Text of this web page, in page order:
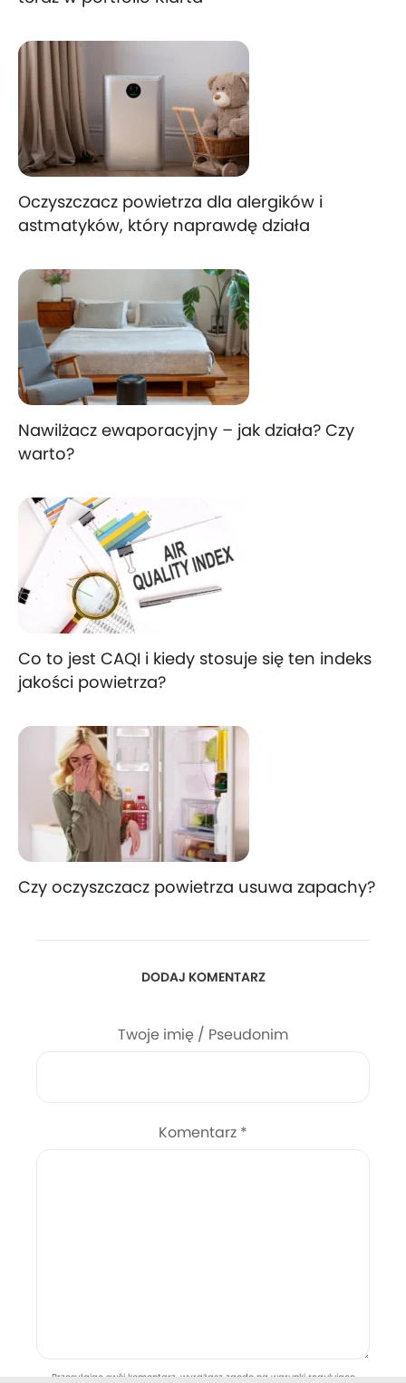
Oczyszczacz powietrza dla alergików i
astmatyków, który naprawdę działa
Nawilżacz ewaporacyjny – jak działa? Czy
warto?
Co to jest CAQI i kiedy stosuje się ten indeks
jakości powietrza?
Czy oczyszczacz powietrza usuwa zapachy?
DODAJ KOMENTARZ
Komentarz *
Przesyłając swój komentarz, wyrażasz zgodę na warunki regulujące
Twoje imię / Pseudonim